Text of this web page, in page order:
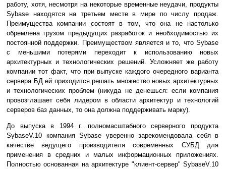
работу, хотя, несмотря на некоторые временные неудачи, продукты
Sybase находятся на третьем месте в мире по числу продаж.
Преимущества компании состоят в том, что она не настолько
обремлена грузом предыдущих разработок и необходимостью их
постоянной поддержки. Преимуществом является и то, что Sybase
с меньшими потерями переходит к использованию новых
архитектурных и технологических решений. Усложняет же работу
компании тот факт, что при выпуске каждого очередного варианта
сервера БД ей приходится решать множество новых архитектурных
и технологических проблем (никуда не денешься: если компания
провозглашает себя лидером в области архитектур и технологий
серверов баз данных, то она должна поддерживать марку).
До выпуска в 1994 г. полномасштабного серверного продукта
SybaseV.10 компания Sybase уверенно зарекомендовала себя в
качестве ведущего производителя современных СУБД для
применения в средних и малых информационных приложениях.
Полностью основанная на архитектуре "клиент-сервер" SybaseV.10